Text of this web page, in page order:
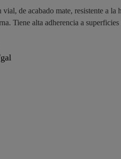
de acabado mate, resistente a
Tiene alta adherencia a